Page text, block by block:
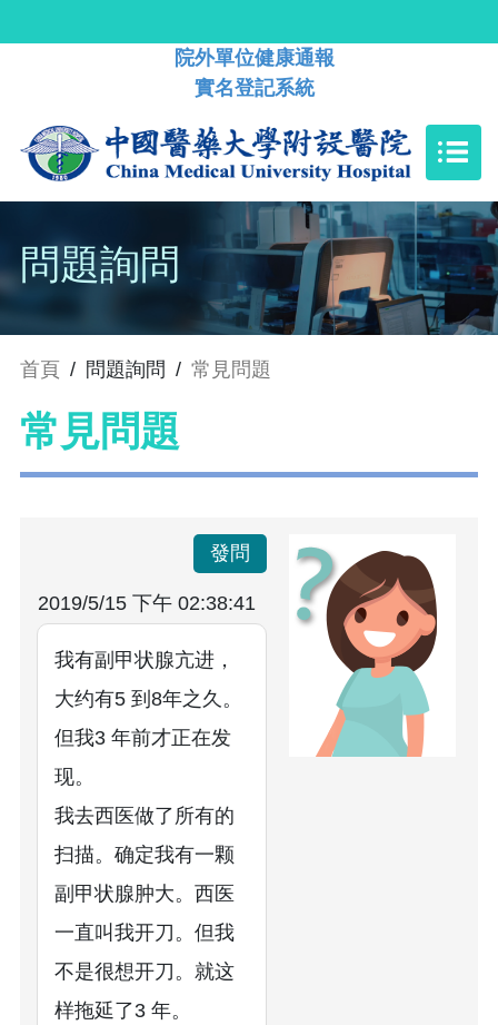
院外單位健康通報
實名登記系統
問題詢問
首頁 / 問題詢問 / 常見問題
常見問題
發問
2019/5/15 下午 02:38:41
我有副甲状腺亢进，
大约有5 到8年之久。
但我3 年前才正在发
现。
我去西医做了所有的
扫描。确定我有一颗
副甲状腺肿大。西医
一直叫我开刀。但我
不是很想开刀。就这
样拖延了3 年。